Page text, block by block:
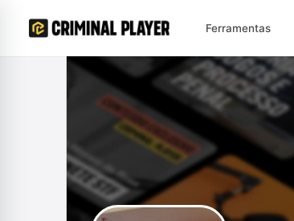
Ferramentas